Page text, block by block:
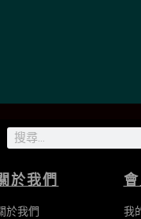
之廣博——從經
象深刻。在我
中國』都是獨一
於我們
於我們
我